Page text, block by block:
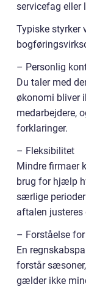
servicefag eller
Typiske styrker
– Personlig
Du taler med
økonomi bliver
medarbejdere,
forklaringer.
– Fleksibilitet
Mindre firmaer
brug for hjælp
særlige
aftalen justeres
– Forståelse
En
forstår
gælder ikke